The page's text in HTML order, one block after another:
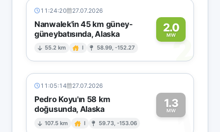
11:24:20 27.07.2026
Nanwalek'in 45 km güney-
güneybatısında, Alaska
55.2 km I 58.99, -152.27
2.0
MW2
11:05:14 27.07.2026
Pedro Koyu'ın 58 km
doğusunda, Alaska
107.5 km I 59.73, -153.06
1.3
MW